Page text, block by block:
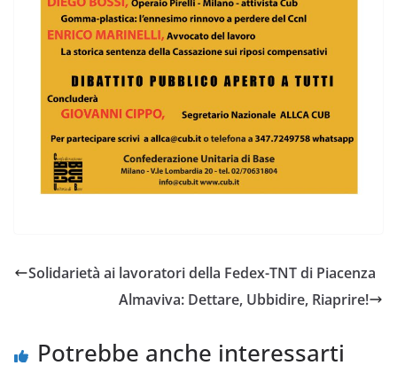
Solidarietà ai lavoratori della Fedex-TNT di Piacenza
Almaviva: Dettare, Ubbidire, Riaprire!
Potrebbe anche interessarti